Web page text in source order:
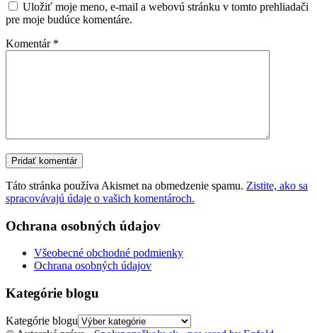
Uložiť moje meno, e-mail a webovú stránku v tomto prehliadači
pre moje budúce komentáre.
Komentár *
Táto stránka používa Akismet na obmedzenie spamu. Zistite, ako sa
spracovávajú údaje o vašich komentároch.
Ochrana osobných údajov
Všeobecné obchodné podmienky
Ochrana osobných údajov
Kategórie blogu
Kategórie blogu